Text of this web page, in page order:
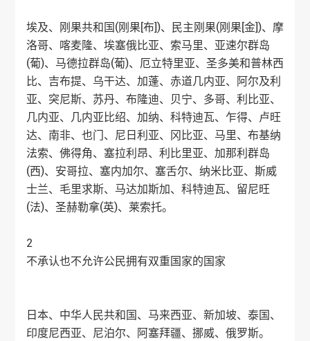
埃及、刚果共和国(刚果[布])、民主刚果(刚果[金])、摩
洛哥、喀麦隆、埃塞俄比亚、索马里、亚速尔群岛
(葡)、马德拉群岛(葡)、厄立特里亚、圣多美和普林西
比、吉布提、乌干达、加蓬、赤道几内亚、阿尔及利
亚、突尼斯、苏丹、布隆迪、贝宁、多哥、利比亚、
几内亚、几内亚比绍、加纳、科特迪瓦、乍得、卢旺
达、南非、也门、尼日利亚、冈比亚、马里、布基纳
法索、佛得角、塞拉利昂、利比里亚、加那利群岛
(西)、安哥拉、塞内加尔、塞舌尔、纳米比亚、斯威
士兰、毛里求斯、马达加斯加、科特迪瓦、留尼旺
(法)、圣赫勒拿(英)、莱索托。
2
不承认也不允许公民拥有双重国家的国家
日本、中华人民共和国、马来西亚、新加坡、泰国、
印度尼西亚、尼泊尔、阿塞拜疆、挪威、俄罗斯。